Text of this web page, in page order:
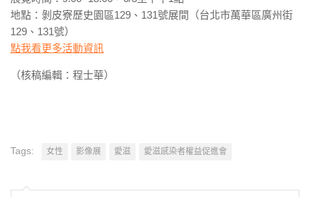
地點：剝皮寮歷史園區129、131號展間（台北市萬華區廣州街
129、131號）
點我看更多活動資訊
（核稿編輯：程士華）
Tags: 女性 影像展 愛滋 愛滋感染者權益促進會